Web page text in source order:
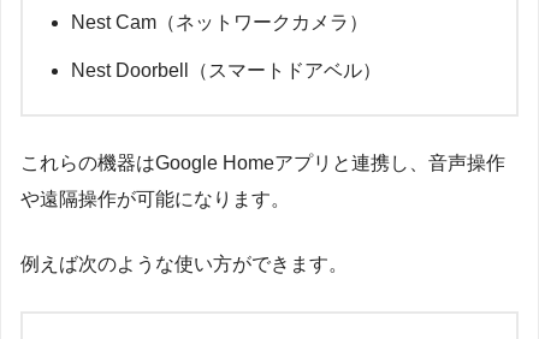
Nest Cam（ネットワークカメラ）
Nest Doorbell（スマートドアベル）
これらの機器はGoogle Homeアプリと連携し、音声操作
や遠隔操作が可能になります。
例えば次のような使い方ができます。